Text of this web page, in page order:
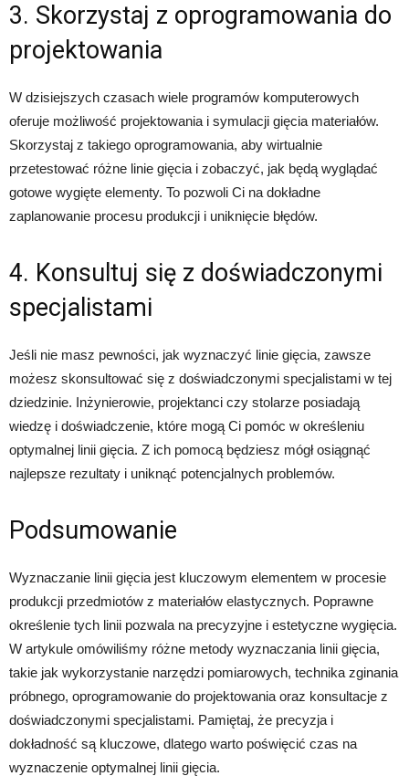
3. Skorzystaj z oprogramowania do
projektowania
W dzisiejszych czasach wiele programów komputerowych
oferuje możliwość projektowania i symulacji gięcia materiałów.
Skorzystaj z takiego oprogramowania, aby wirtualnie
przetestować różne linie gięcia i zobaczyć, jak będą wyglądać
gotowe wygięte elementy. To pozwoli Ci na dokładne
zaplanowanie procesu produkcji i uniknięcie błędów.
4. Konsultuj się z doświadczonymi
specjalistami
Jeśli nie masz pewności, jak wyznaczyć linie gięcia, zawsze
możesz skonsultować się z doświadczonymi specjalistami w tej
dziedzinie. Inżynierowie, projektanci czy stolarze posiadają
wiedzę i doświadczenie, które mogą Ci pomóc w określeniu
optymalnej linii gięcia. Z ich pomocą będziesz mógł osiągnąć
najlepsze rezultaty i uniknąć potencjalnych problemów.
Podsumowanie
Wyznaczanie linii gięcia jest kluczowym elementem w procesie
produkcji przedmiotów z materiałów elastycznych. Poprawne
określenie tych linii pozwala na precyzyjne i estetyczne wygięcia.
W artykule omówiliśmy różne metody wyznaczania linii gięcia,
takie jak wykorzystanie narzędzi pomiarowych, technika zginania
próbnego, oprogramowanie do projektowania oraz konsultacje z
doświadczonymi specjalistami. Pamiętaj, że precyzja i
dokładność są kluczowe, dlatego warto poświęcić czas na
wyznaczenie optymalnej linii gięcia.